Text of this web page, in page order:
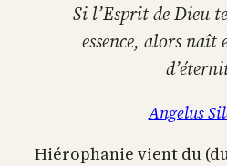
Si l’Esprit de Dieu
essence, alors naît
Angelus
Hiérophanie vient du